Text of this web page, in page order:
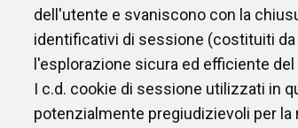
dell'utente e svaniscono con la
identificativi di sessione (costituiti
l'esplorazione sicura ed efficiente del
I c.d. cookie di sessione utilizzati in
potenzialmente pregiudizievoli per